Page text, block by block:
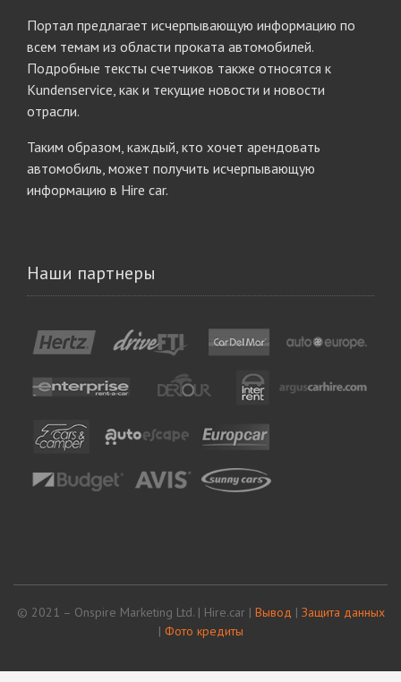
Портал предлагает исчерпывающую информацию по
всем темам из области проката автомобилей.
Подробные тексты счетчиков также относятся к
Kundenservice, как и текущие новости и новости
отрасли.
Таким образом, каждый, кто хочет арендовать
автомобиль, может получить исчерпывающую
информацию в Hire car.
Наши партнеры
© 2021 – Onspire Marketing Ltd. | Hire.car | Вывод | Защита данных
| Фото кредиты